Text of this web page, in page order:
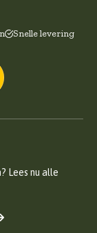
Snelle levering
Lees nu alle